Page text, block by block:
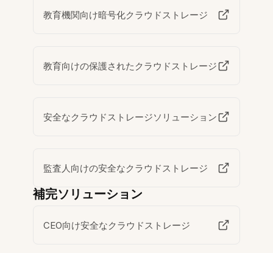
教育機関向け暗号化クラウドストレージ
教育向けの保護されたクラウドストレージ
安全なクラウドストレージソリューション
監査人向けの安全なクラウドストレージ
補完ソリューション
CEO向け安全なクラウドストレージ